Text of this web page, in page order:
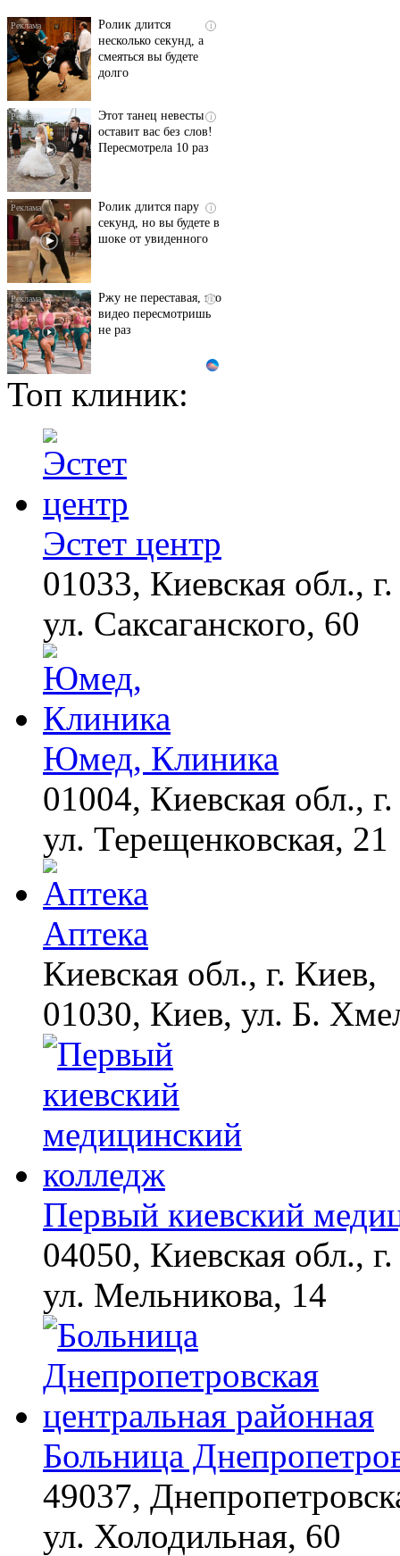
i
Ролик длится
несколько секунд, а
смеяться вы будете
долго
i
Этот танец невесты
оставит вас без слов!
Пересмотрела 10 раз
i
Ролик длится пару
секунд, но вы будете в
шоке от увиденного
i
Ржу не переставая, это
видео пересмотришь
не раз
Ролик из Омска: вы
будете смеяться долго
Взломали Telegram
нашлось в переписках
Королева вагона
отожгла! Видео не
оставит равнодушным
Топ клиник:
Эстет центр
01033, Киевская обл.,
ул. Саксаганского, 60
Юмед, Клиника
01004, Киевская обл.,
ул. Терещенковская, 21
Аптека
Киевская обл., г. Киев,
01030, Киев, ул. Б.
Первый киевский
04050, Киевская обл.,
ул. Мельникова, 14
Больница
49037,
ул. Холодильная, 60